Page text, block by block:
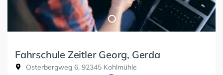
Fahrschule Zeitler Georg, Gerda
Osterbergweg 6, 92345 Kohlmühle